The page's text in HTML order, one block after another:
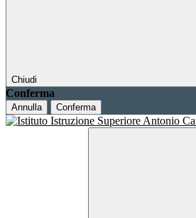
Chiudi
Conferma
Annulla Conferma